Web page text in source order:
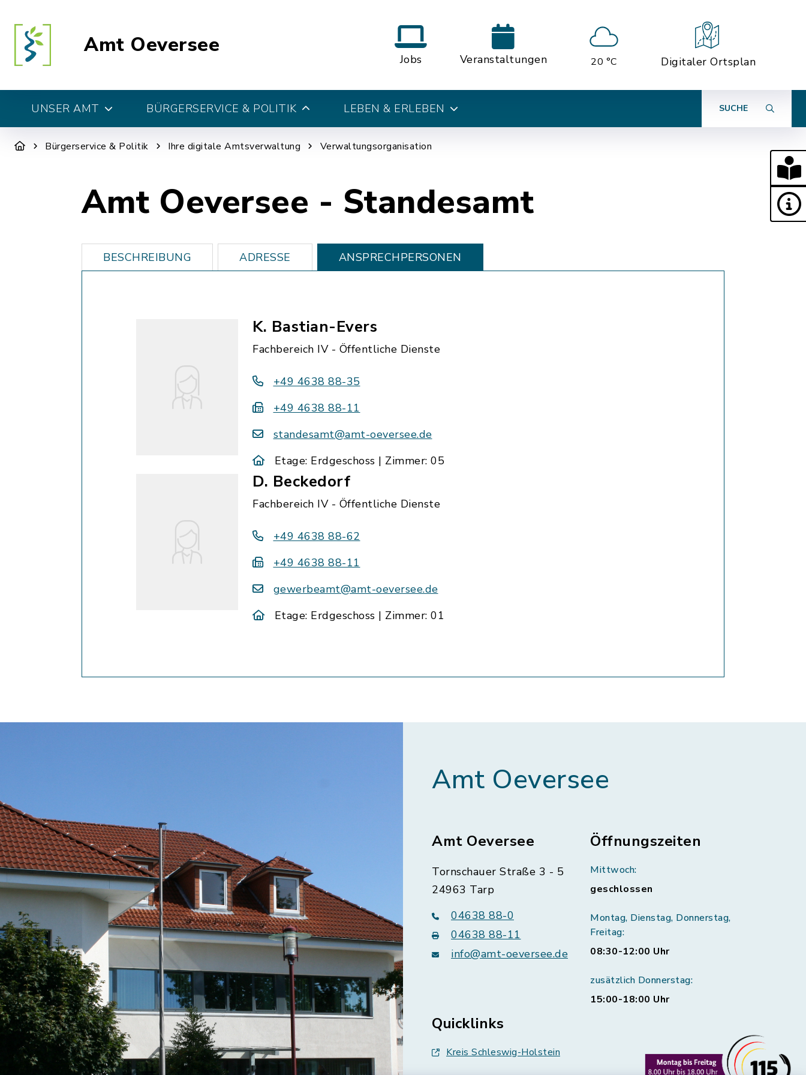
Amt Oeversee
Jobs Veranstaltungen 20 °C Digitaler Ortsplan
UNSER AMT BÜRGERSERVICE & POLITIK LEBEN & ERLEBEN SUCHE
Bürgerservice & Politik Ihre digitale Amtsverwaltung Verwaltungsorganisation
Amt Oeversee - Standesamt
BESCHREIBUNG ADRESSE ANSPRECHPERSONEN
K. Bastian-Evers
Fachbereich IV - Öffentliche Dienste
+49 4638 88-35
+49 4638 88-11
standesamt@amt-oeversee.de
Etage: Erdgeschoss | Zimmer: 05
D. Beckedorf
Fachbereich IV - Öffentliche Dienste
+49 4638 88-62
+49 4638 88-11
gewerbeamt@amt-oeversee.de
Etage: Erdgeschoss | Zimmer: 01
Amt Oeversee
Amt Oeversee
Tornschauer Straße 3 - 5
24963 Tarp
04638 88-0
04638 88-11
info@amt-oeversee.de
Öffnungszeiten
Mittwoch:
geschlossen
Montag, Dienstag, Donnerstag,
Freitag:
08:30-12:00 Uhr
zusätzlich Donnerstag:
15:00-18:00 Uhr
Quicklinks
Kreis Schleswig-Holstein